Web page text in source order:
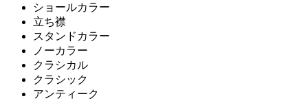
ショールカラー
立ち襟
スタンドカラー
ノーカラー
クラシカル
クラシック
アンティーク